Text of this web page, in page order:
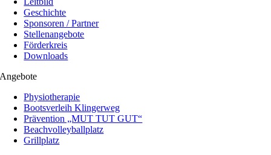
Geschichte
Sponsoren / Partner
Stellenangebote
Förderkreis
Downloads
Angebote
Physiotherapie
Bootsverleih Klingerweg
Prävention „MUT TUT GUT“
Beachvolleyballplatz
Grillplatz